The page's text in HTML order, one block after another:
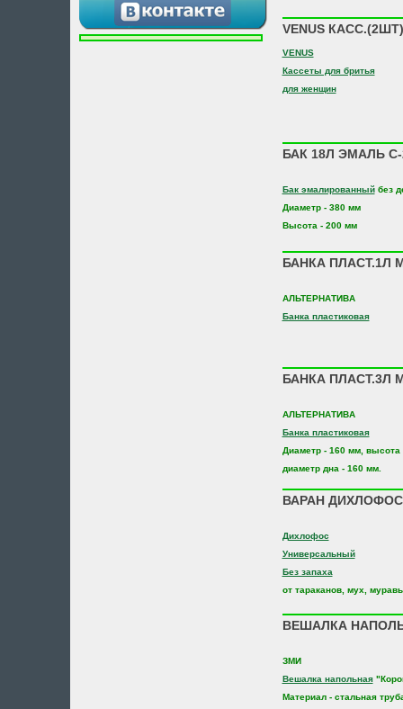
VENUS КАСС.(2ШТ)
VENUS
Кассеты для бритья
для женщин
БАК 18Л ЭМАЛЬ С-
Бак эмалированныйбез
Диаметр - 380 мм
Высота - 200 мм
БАНКА ПЛАСТ.1Л
АЛЬТЕРНАТИВА
Банка пластиковая
БАНКА ПЛАСТ.3Л
АЛЬТЕРНАТИВА
Банка пластиковая
Диаметр - 160 мм, высота
диаметр дна - 160 мм.
ВАРАН
Дихлофос
Универсальный
Без запаха
от тараканов, мух,
ВЕШАЛКА
ЗМИ
Вешалка напольная
Материал - стальная